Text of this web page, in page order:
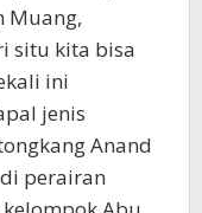
Muang,
situ kita bisa
ini
jenis
Anand
perairan